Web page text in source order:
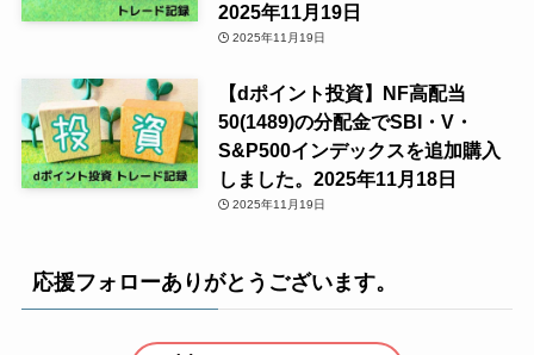
2025年11月19日
2025年11月19日
【dポイント投資】NF高配当
50(1489)の分配金でSBI・V・
S&P500インデックスを追加購入
しました。2025年11月18日
2025年11月19日
応援フォローありがとうございます。